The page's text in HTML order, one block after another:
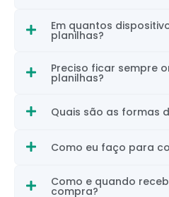
Em quantos
planilhas?
Preciso ficar sempre
planilhas?
Quais são as formas
Como eu faço para
Como e quando
compra?